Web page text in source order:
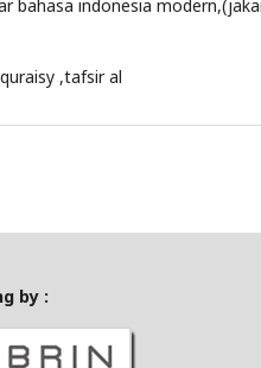
bahasa indonesia
,tafsir al
by :